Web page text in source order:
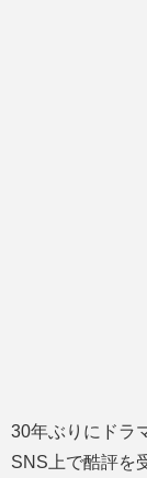
30年ぶりにドラ
SNS上で酷評を